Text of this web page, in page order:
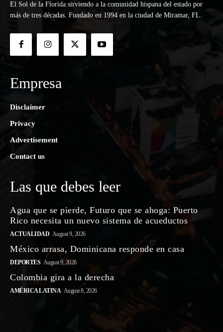
El Sol de la Florida sirviendo a la comunidad hispana del estado por
más de tres décadas. Fundado en 1994 en la ciudad de Miramar, FL.
Empresa
Disclaimer
Privacy
Advertisement
Contact us
Las que debes leer
Agua que se pierde, Futuro que se ahoga: Puerto
Rico necesita un nuevo sistema de acueductos
ACTUALIDAD August 9, 2026
México arrasa, Dominicana responde en casa
DEPORTES August 9, 2026
Colombia gira a la derecha
AMÉRICA LATINA August 8, 2026